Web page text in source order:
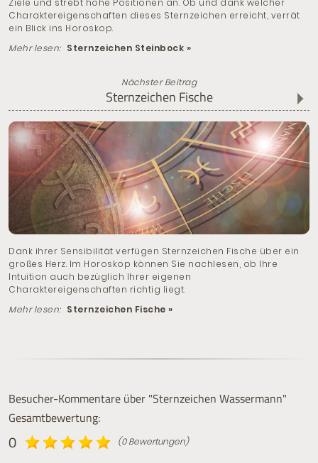
Ziele und strebt hohe Positionen an. Ob und dank welcher
Charaktereigenschaften dieses Sternzeichen erreicht, verrät
ein Blick ins Horoskop.
Mehr lesen: Sternzeichen Steinbock »
Nächster Beitrag
Sternzeichen Fische
Dank ihrer Sensibilität verfügen Sternzeichen Fische über ein
großes Herz. Im Horoskop können Sie nachlesen, ob Ihre
Intuition auch bezüglich Ihrer eigenen
Charaktereigenschaften richtig liegt.
Mehr lesen: Sternzeichen Fische »
Besucher-Kommentare über "Sternzeichen Wassermann"
Gesamtbewertung:
0 (0 Bewertungen)